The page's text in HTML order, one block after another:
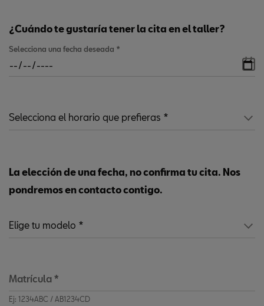
¿Cuándo te gustaría tener la cita en el taller?
Selecciona una fecha deseada *
La elección de una fecha, no confirma tu cita. Nos
pondremos en contacto contigo.
Matrícula *
Ej: 1234ABC / AB1234CD